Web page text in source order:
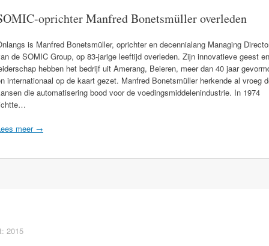
oprichter Manfred Bonetsmüller overleden
is Manfred Bonetsmüller, oprichter en decennialang Managing
de SOMIC Group, op 83-jarige leeftijd overleden. Zijn innovatieve geest en
hebben het bedrijf uit Amerang, Beieren, meer dan 40 jaar
internationaal op de kaart gezet. Manfred Bonetsmüller herkende al vroeg
die automatisering bood voor de voedingsmiddelenindustrie. In 1974
meer →
2015